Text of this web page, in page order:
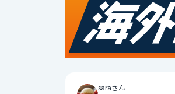
saraさん